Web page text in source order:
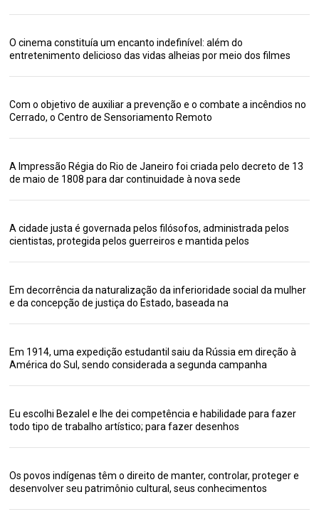
O cinema constituía um encanto indefinível: além do
entretenimento delicioso das vidas alheias por meio dos filmes
Com o objetivo de auxiliar a prevenção e o combate a incêndios no
Cerrado, o Centro de Sensoriamento Remoto
A Impressão Régia do Rio de Janeiro foi criada pelo decreto de 13
de maio de 1808 para dar continuidade à nova sede
A cidade justa é governada pelos filósofos, administrada pelos
cientistas, protegida pelos guerreiros e mantida pelos
Em decorrência da naturalização da inferioridade social da mulher
e da concepção de justiça do Estado, baseada na
Em 1914, uma expedição estudantil saiu da Rússia em direção à
América do Sul, sendo considerada a segunda campanha
Eu escolhi Bezalel e lhe dei competência e habilidade para fazer
todo tipo de trabalho artístico; para fazer desenhos
Os povos indígenas têm o direito de manter, controlar, proteger e
desenvolver seu patrimônio cultural, seus conhecimentos